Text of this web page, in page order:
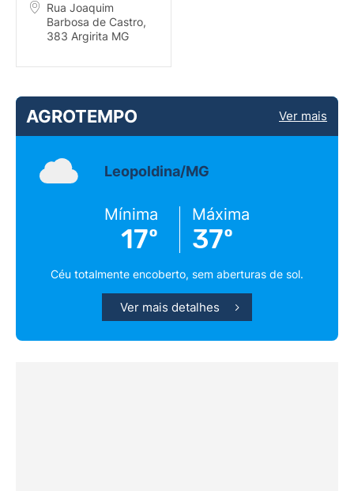
Rua Joaquim
Barbosa de Castro,
383 Argirita MG
AGROTEMPO Ver mais
Leopoldina/MG
Mínima
17º
Máxima
37º
Céu totalmente encoberto, sem aberturas de sol.
Ver mais detalhes